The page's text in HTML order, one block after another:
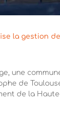
la gestion
une
de
de la